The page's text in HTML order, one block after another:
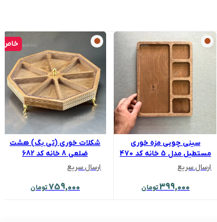
سینی چوبی مزه خوری
مستطیل مدل 5 خانه کد 470
ارسال سریع
399,000تومان
خاص
شکلات خوری (تی بگ) هشت
ضلعی 8 خانه کد 682
ارسال سریع
759,000تومان